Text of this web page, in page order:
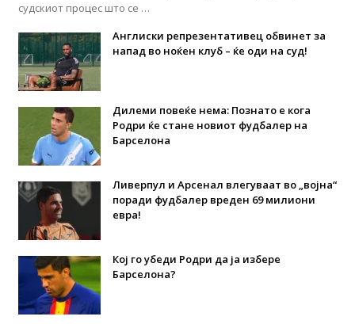
судскиот процес што се …
Англиски репрезентативец обвинет за
напад во ноќен клуб – ќе оди на суд!
Дилеми повеќе нема: Познато е кога
Родри ќе стане новиот фудбалер на
Барселона
Ливерпул и Арсенал влегуваат во „војна“
поради фудбалер вреден 69 милиони
евра!
Кој го убеди Родри да ја избере
Барселона?